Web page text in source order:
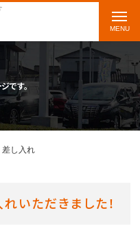
です。
差し入れ
いただきました！
t
o
g
g
l
e